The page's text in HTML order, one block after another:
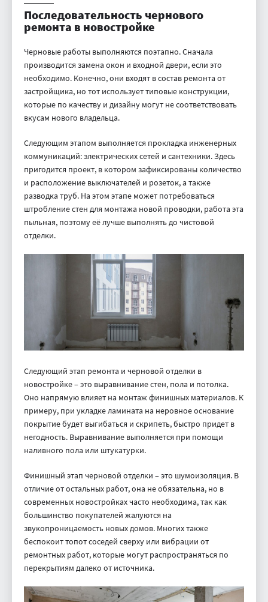
Последовательность чернового
ремонта в новостройке
Черновые работы выполняются поэтапно. Сначала
производится замена окон и входной двери, если это
необходимо. Конечно, они входят в состав ремонта от
застройщика, но тот использует типовые конструкции,
которые по качеству и дизайну могут не соответствовать
вкусам нового владельца.
Следующим этапом выполняется прокладка инженерных
коммуникаций: электрических сетей и сантехники. Здесь
пригодится проект, в котором зафиксированы количество
и расположение выключателей и розеток, а также
разводка труб. На этом этапе может потребоваться
штробление стен для монтажа новой проводки, работа эта
пыльная, поэтому её лучше выполнять до чистовой
отделки.
Следующий этап ремонта и черновой отделки в
новостройке – это выравнивание стен, пола и потолка.
Оно напрямую влияет на монтаж финишных материалов. К
примеру, при укладке ламината на неровное основание
покрытие будет выгибаться и скрипеть, быстро придет в
негодность. Выравнивание выполняется при помощи
наливного пола или штукатурки.
Финишный этап черновой отделки – это шумоизоляция. В
отличие от остальных работ, она не обязательна, но в
современных новостройках часто необходима, так как
большинство покупателей жалуются на
звукопроницаемость новых домов. Многих также
беспокоит топот соседей сверху или вибрации от
ремонтных работ, которые могут распространяться по
перекрытиям далеко от источника.